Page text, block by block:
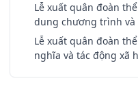
Lễ xuất quân đoàn
dung chương trình và
Lễ xuất quân đoàn
nghĩa và tác động xã